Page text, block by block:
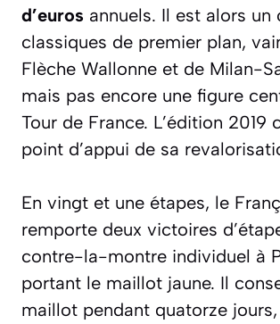
d’euros annuels. Il est alors un
classiques de premier plan,
Flèche Wallonne et de Milan-
mais pas encore une figure
Tour de France. L’édition 2019
point d’appui de sa
En vingt et une étapes, le
remporte deux victoires
contre-la-montre individuel à
portant le maillot jaune. Il
maillot pendant quatorze